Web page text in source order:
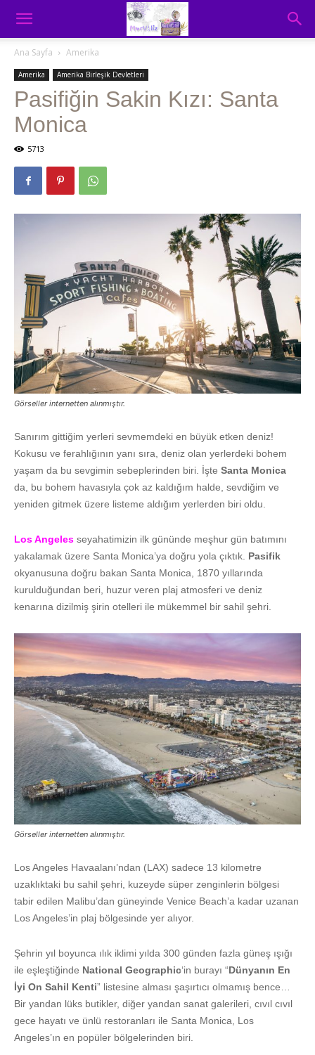
Ana Sayfa Amerika
Amerika Amerika Birleşik Devletleri
Pasifiğin Sakin Kızı: Santa
Monica
5713
Görseller internetten alınmıştır.
Sanırım gittiğim yerleri sevmemdeki en büyük etken deniz!
Kokusu ve ferahlığının yanı sıra, deniz olan yerlerdeki bohem
yaşam da bu sevgimin sebeplerinden biri. İşte Santa Monica
da, bu bohem havasıyla çok az kaldığım halde, sevdiğim ve
yeniden gitmek üzere listeme aldığım yerlerden biri oldu.
Los Angeles seyahatimizin ilk gününde meşhur gün batımını
yakalamak üzere Santa Monica’ya doğru yola çıktık. Pasifik
okyanusuna doğru bakan Santa Monica, 1870 yıllarında
kurulduğundan beri, huzur veren plaj atmosferi ve deniz
kenarına dizilmiş şirin otelleri ile mükemmel bir sahil şehri.
Görseller internetten alınmıştır.
Los Angeles Havaalanı’ndan (LAX) sadece 13 kilometre
uzaklıktaki bu sahil şehri, kuzeyde süper zenginlerin bölgesi
tabir edilen Malibu’dan güneyinde Venice Beach’a kadar uzanan
Los Angeles’in plaj bölgesinde yer alıyor.
Şehrin yıl boyunca ılık iklimi yılda 300 günden fazla güneş ışığı
ile eşleştiğinde National Geographic‘in burayı “Dünyanın En
İyi On Sahil Kenti” listesine alması şaşırtıcı olmamış bence…
Bir yandan lüks butikler, diğer yandan sanat galerileri, cıvıl cıvıl
gece hayatı ve ünlü restoranları ile Santa Monica, Los
Angeles’ın en popüler bölgelerinden biri.